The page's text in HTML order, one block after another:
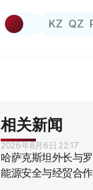
KZ QZ
相关新闻
2026年8月6日 22:17
哈萨克斯坦外长与
能源安全与经贸合作